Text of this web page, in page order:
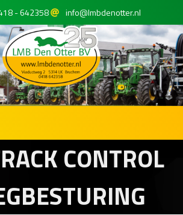
- 642358 info@lmbdenotter.nl
CONTROL